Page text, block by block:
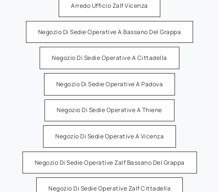
Arredo Ufficio Zalf Vicenza
Negozio Di Sedie Operative A Bassano Del Grappa
Negozio Di Sedie Operative A Cittadella
Negozio Di Sedie Operative A Padova
Negozio Di Sedie Operative A Thiene
Negozio Di Sedie Operative A Vicenza
Negozio Di Sedie Operative Zalf Bassano Del Grappa
Negozio Di Sedie Operative Zalf Cittadella